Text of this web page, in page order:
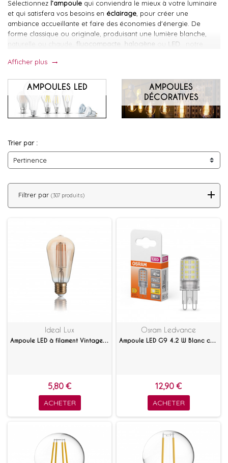
Sélectionnez l’ampoule qui conviendra le mieux à votre luminaire
et qui satisfera vos besoins en éclairage, pour créer une
ambiance accueillante et faire des économies d'énergie. De
forme classique ou originale, produisant une lumière blanche,
naturelle ou chaude,
fluocompacte halogène LED , notre
Afficher plus
trending_flat
AMPOULES LED
AMPOULES
DÉCORATIVES
Trier par :
Pertinence
Filtrer par (307 produits)
Ideal Lux
Ampoule LED à filament Vintage ambrée 4 W E27
5,80 €
ACHETER
Osram Ledvance
Ampoule LED G9 4.2 W Blanc chaud
12,90 €
ACHETER